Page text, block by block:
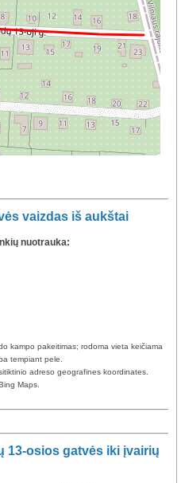
vaizdas iš aukštai
nuotrauka:
kampo pakeitimas; rodoma vieta keičiama
tempiant pele.
adreso geografines koordinates.
Maps.
13-osios gatvės iki įvairių